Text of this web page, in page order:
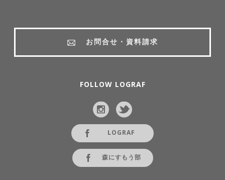
お問合せ・資料請求
FOLLOW LOGRAF
LOGRAF
森にすもう部